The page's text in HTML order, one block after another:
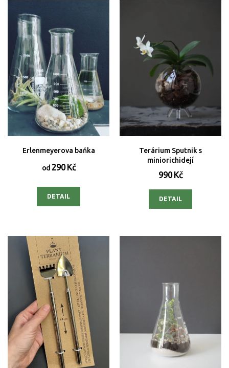
Erlenmeyerova baňka
od290 Kč
DETAIL
Terárium Sputnik s
miniorichidejí
990 Kč
DETAIL